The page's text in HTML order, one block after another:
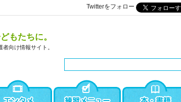
Twitterをフォロー
もたちに。
向け情報サイト。